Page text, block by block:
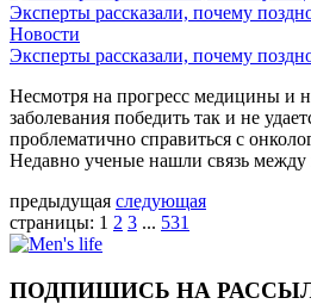
Эксперты рассказали, почему
Новости
Эксперты рассказали, почему
Несмотря на прогресс медицины и
заболевания победить так и не
проблематично справиться с
Недавно ученые нашли связь
предыдущая следующая
страницы: 1 2 3 ... 531
ПОДПИШИСЬ НА